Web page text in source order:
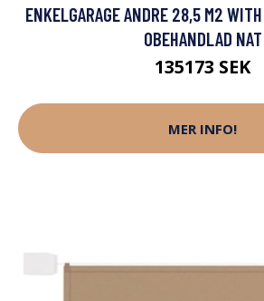
ENKELGARAGE ANDRE 28,5 M2
OBEHANDLAD NAT
135173 SEK
MER INFO!